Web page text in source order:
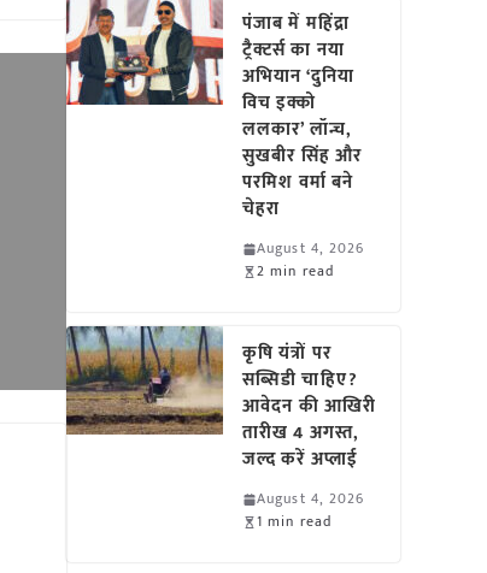
पंजाब में महिंद्रा
ट्रैक्टर्स का नया
अभियान ‘दुनिया
विच इक्को
ललकार’ लॉन्च,
सुखबीर सिंह और
परमिश वर्मा बने
चेहरा
August 4, 2026
2 min read
कृषि यंत्रों पर
सब्सिडी चाहिए?
आवेदन की आखिरी
तारीख 4 अगस्त,
जल्द करें अप्लाई
August 4, 2026
1 min read